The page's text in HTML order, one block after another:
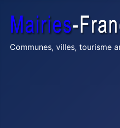
Communes, villes, tourisme